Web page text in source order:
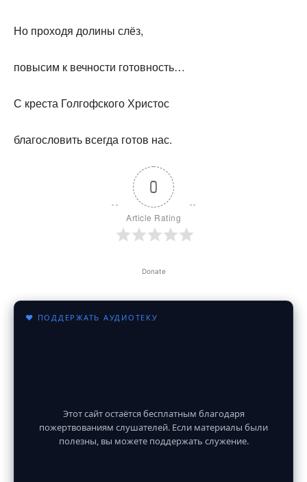
Но проходя долины слёз,
повысим к вечности готовность…
С креста Голгофского Христос
благословить всегда готов нас.
0
Article Rating
Donate
♥ ПОДДЕРЖАТЬ АУДИОТЕКУ
Этот сайт остаётся бесплатным благодаря
пожертвованиям слушателей. Если материалы были
полезны, вы можете поддержать служение.